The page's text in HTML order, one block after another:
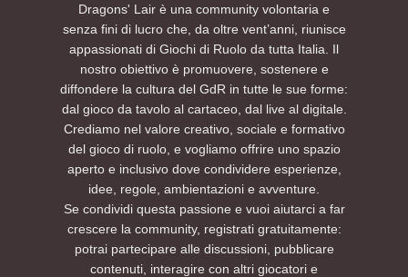
Dragons' Lair è una community volontaria e
senza fini di lucro che, da oltre vent’anni, riunisce
appassionati di Giochi di Ruolo da tutta Italia. Il
nostro obiettivo è promuovere, sostenere e
diffondere la cultura del GdR in tutte le sue forme:
dal gioco da tavolo al cartaceo, dal live al digitale.
Crediamo nel valore creativo, sociale e formativo
del gioco di ruolo, e vogliamo offrire uno spazio
aperto e inclusivo dove condividere esperienze,
idee, regole, ambientazioni e avventure.
Se condividi questa passione e vuoi aiutarci a far
crescere la community, registrati gratuitamente:
potrai partecipare alle discussioni, pubblicare
contenuti, interagire con altri giocatori e